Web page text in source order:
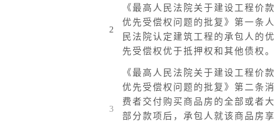
2
《最高人民法院关于建设工程价款
优先受偿权问题的批复》第一条人
民法院认定建筑工程的承包人的优
先受偿权优于抵押权和其他债权。
3
《最高人民法院关于建设工程价款
优先受偿权问题的批复》第二条消
费者交付购买商品房的全部或者大
部分款项后，承包人就该商品房享